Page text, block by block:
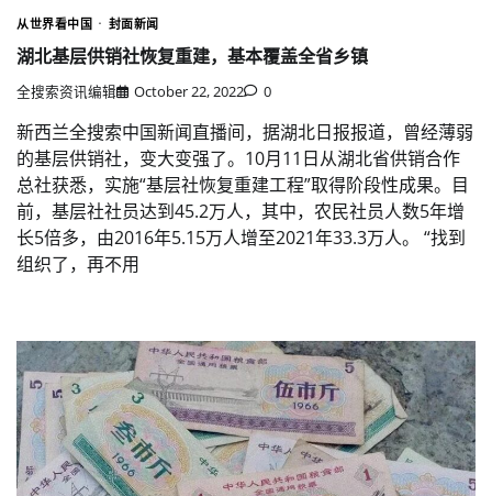
从世界看中国 封面新闻
湖北基层供销社恢复重建，基本覆盖全省乡镇
全搜索资讯编辑 October 22, 2022 0
新西兰全搜索中国新闻直播间，据湖北日报报道，曾经薄弱
的基层供销社，变大变强了。10月11日从湖北省供销合作
总社获悉，实施“基层社恢复重建工程”取得阶段性成果。目
前，基层社社员达到45.2万人，其中，农民社员人数5年增
长5倍多，由2016年5.15万人增至2021年33.3万人。 “找到
组织了，再不用